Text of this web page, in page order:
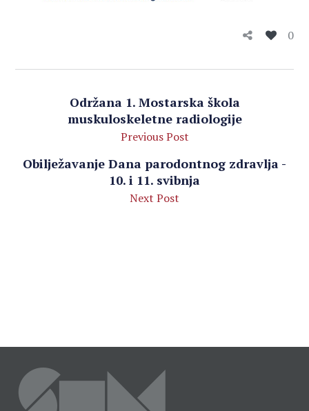
0
Održana 1. Mostarska škola
muskuloskeletne radiologije
Previous Post
Obilježavanje Dana parodontnog zdravlja -
10. i 11. svibnja
Next Post